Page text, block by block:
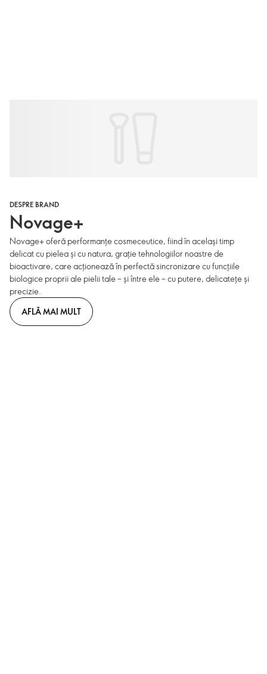
DESPRE BRAND
Novage+
Novage+ oferă performanțe cosmeceutice, fiind în același timp
delicat cu pielea și cu natura, grație tehnologiilor noastre de
bioactivare, care acționează în perfectă sincronizare cu funcțiile
biologice proprii ale pielii tale – și între ele – cu putere, delicatețe și
precizie.
AFLĂ MAI MULT